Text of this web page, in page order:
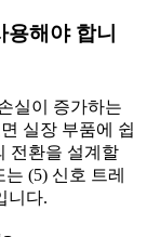
해야 합니
실이 증가하는
실장 부품에 쉽
전환을 설계할
(5) 신호 트레
니다.